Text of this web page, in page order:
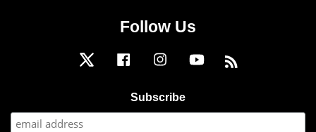
Follow Us
Twitter Facebook Instagram YouTube
Subscribe